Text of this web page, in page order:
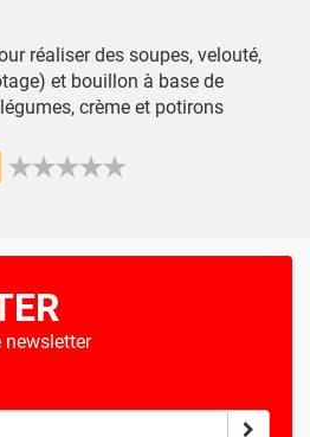
réaliser des soupes, velouté,
et bouillon à base de
crème et potirons
newsletter